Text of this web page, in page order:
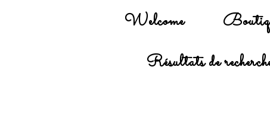
Welcome
Résultats de